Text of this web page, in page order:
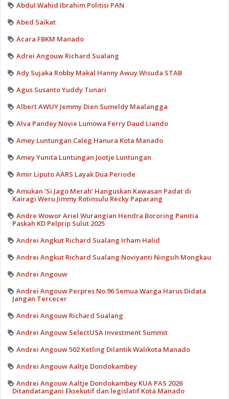
Abdul Wahid Ibrahim Politisi PAN
Abed Saikat
Acara FBKM Manado
Adrei Angouw Richard Sualang
Ady Sujaka Robby Makal Hanny Awuy Wisuda STAB
Agus Susanto Yuddy Tunari
Albert AWUY Jemmy Dien Sumeldy Maalangga
Alva Pandey Novie Lumowa Ferry Daud Liando
Amey Luntungan Caleg Hanura Kota Manado
Amey Yunita Luntungan Jootje Luntungan
Amir Liputo AARS Layak Dua Periode
Amukan ‘Si Jago Merah’ Hanguskan Kawasan Padat di
Kairagi Weru Jimmy Rotinsulu Recky Paparang
Andre Wowor Ariel Wurangian Hendra Bororing Panitia
Paskah KD Pelprip Sulut 2025
Andrei Angkut Richard Sualang Irham Halid
Andrei Angkut Richard Sualang Noviyanti Ningsih Mongkau
Andrei Angouw
Andrei Angouw Perpres No.96 Semua Warga Harus Didata
Jangan Tercecer
Andrei Angouw Richard Sualang
Andrei Angouw SelectUSA Investment Summit
Andrei Angouw 502 Ketling Dilantik Walikota Manado
Andrei Angouw Aaltje Dondokambey
Andrei Angouw Aaltje Dondokambey KUA PAS 2026
Ditandatangani Eksekutif dan legislatif Kota Manado